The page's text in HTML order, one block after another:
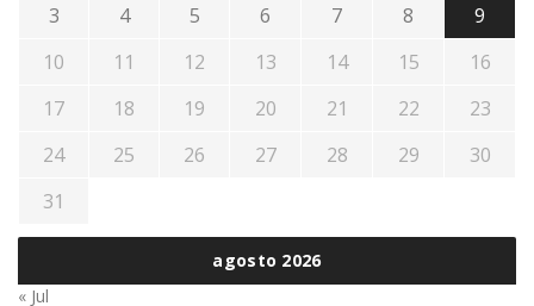
agosto 2026
3
4 5 6 7 8
9
10
11 12 13 14 15
16
17
18 19 20 21 22
23
24
25 26 27 28 29
30
31
« Jul